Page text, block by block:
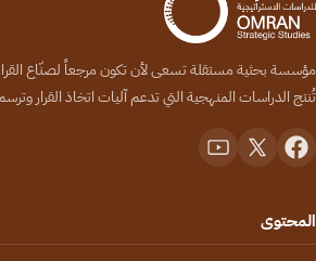
مؤسسة بحثية مستقلة تسعى لأن تكون مرجعاً لصنّاع
تُنتج الدراسات المنهجية التي تدعم آليات اتخاذ القرار
المحتوى